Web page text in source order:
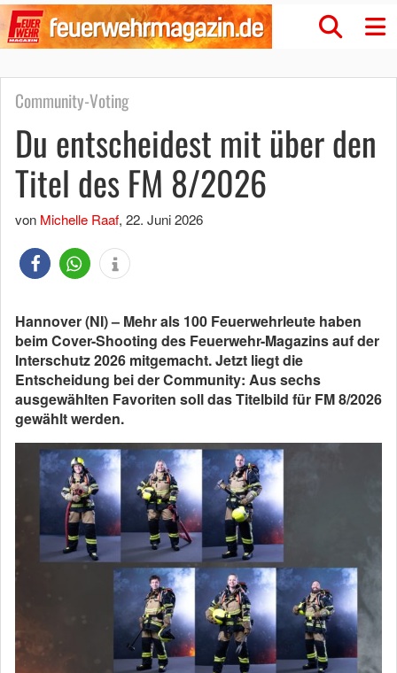
Community-Voting
Du entscheidest mit über den
Titel des FM 8/2026
von Michelle Raaf, 22. Juni 2026
Hannover (NI) – Mehr als 100 Feuerwehrleute haben
beim Cover-Shooting des Feuerwehr-Magazins auf der
Interschutz 2026 mitgemacht. Jetzt liegt die
Entscheidung bei der Community: Aus sechs
ausgewählten Favoriten soll das Titelbild für FM 8/2026
gewählt werden.